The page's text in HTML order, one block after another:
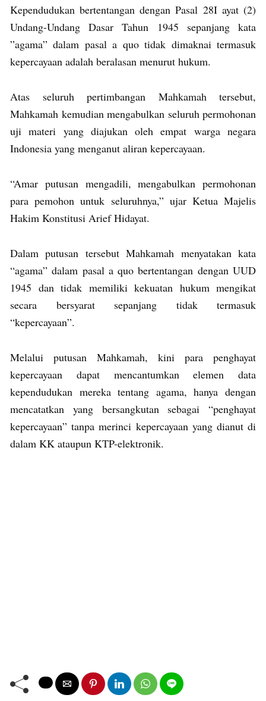
Kependudukan bertentangan dengan Pasal 28I ayat (2)
Undang-Undang Dasar Tahun 1945 sepanjang kata
”agama” dalam pasal a quo tidak dimaknai termasuk
kepercayaan adalah beralasan menurut hukum.
Atas seluruh pertimbangan Mahkamah tersebut,
Mahkamah kemudian mengabulkan seluruh permohonan
uji materi yang diajukan oleh empat warga negara
Indonesia yang menganut aliran kepercayaan.
“Amar putusan mengadili, mengabulkan permohonan
para pemohon untuk seluruhnya,” ujar Ketua Majelis
Hakim Konstitusi Arief Hidayat.
Dalam putusan tersebut Mahkamah menyatakan kata
“agama” dalam pasal a quo bertentangan dengan UUD
1945 dan tidak memiliki kekuatan hukum mengikat
secara bersyarat sepanjang tidak termasuk
“kepercayaan”.
Melalui putusan Mahkamah, kini para penghayat
kepercayaan dapat mencantumkan elemen data
kependudukan mereka tentang agama, hanya dengan
mencatatkan yang bersangkutan sebagai “penghayat
kepercayaan” tanpa merinci kepercayaan yang dianut di
dalam KK ataupun KTP-elektronik.